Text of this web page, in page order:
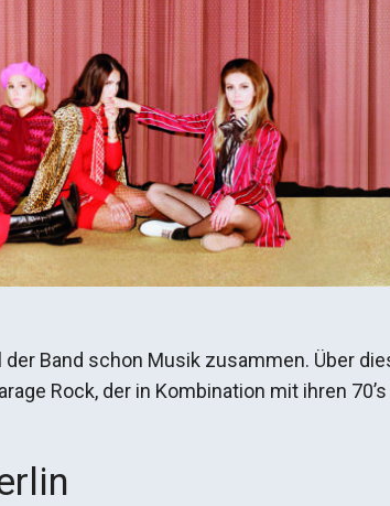
Band schon Musik zusammen. Über
Rock, der in Kombination mit ihren